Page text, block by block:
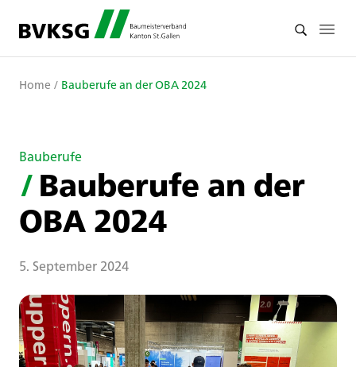
Home / Bauberufe an der OBA 2024
Bauberufe
/Bauberufe an der
OBA 2024
5. September 2024